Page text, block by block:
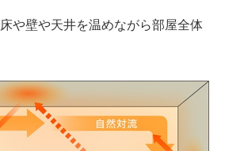
や壁や天井を温めながら部屋全体